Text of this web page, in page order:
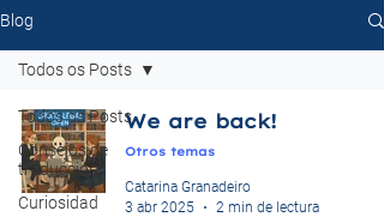
Blog
Todos os Posts
Consejos de
traducción
Curiosidad
Todos os Posts
We are back!
Otros temas
Catarina Granadeiro
3 abr 2025
2 min de lectura